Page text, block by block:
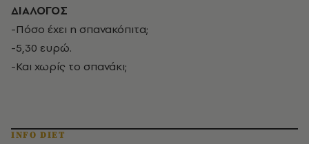
ΔΙΑΛΟΓΟΣ
-Πόσο έχει η σπανακόπιτα;
-5,30 ευρώ.
-Και χωρίς το σπανάκι;
INFO DIET